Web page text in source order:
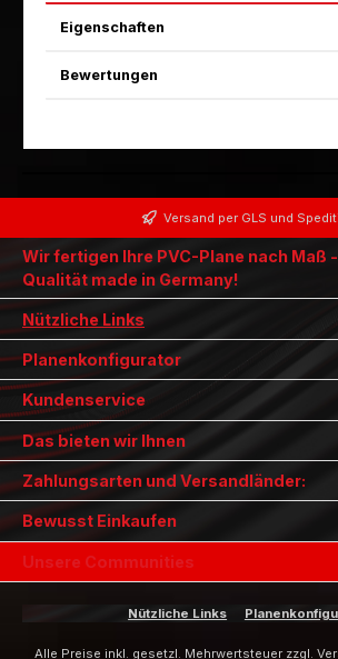
Eigenschaften
Bewertungen
Versand per GLS und
Wir fertigen Ihre PVC-Plane nach Maß
Qualität made in Germany!
Nützliche Links
Planenkonfigurator
Kundenservice
Das bieten wir Ihnen
Zahlungsarten und Versandländer:
Bewusst Einkaufen
Unsere Communities
Nützliche Links
Alle Preise inkl. gesetzl. Mehrwertsteuer zzgl.